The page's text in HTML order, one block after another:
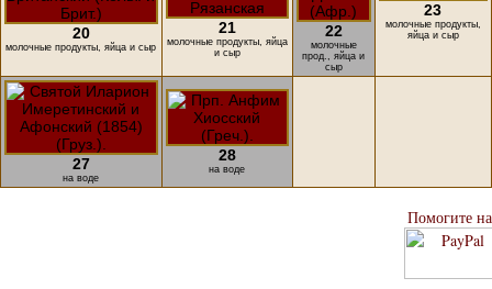
20
молочные продукты, яйца и сыр
21
молочные продукты, яйца
и сыр
22
молочные
прод., яйца и
сыр
23
молочные продукты,
яйца и сыр
27
на воде
28
на воде
Помогите